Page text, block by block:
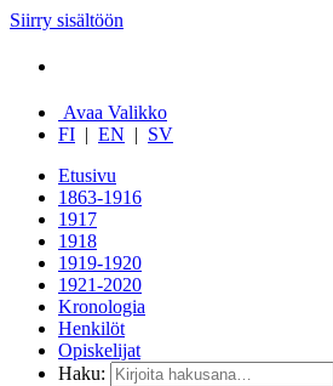
Siirry sisältöön
Avaa Valikko
FI | EN | SV
Etusivu
1863-1916
1917
1918
1919-1920
1921-2020
Kronologia
Henkilöt
Opiskelijat
Haku: